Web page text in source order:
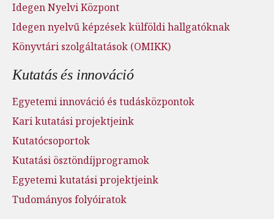
Idegen Nyelvi Központ
Idegen nyelvű képzések külföldi hallgatóknak
Könyvtári szolgáltatások (OMIKK)
Kutatás és innováció
Egyetemi innováció és tudásközpontok
Kari kutatási projektjeink
Kutatócsoportok
Kutatási ösztöndíjprogramok
Egyetemi kutatási projektjeink
Tudományos folyóiratok